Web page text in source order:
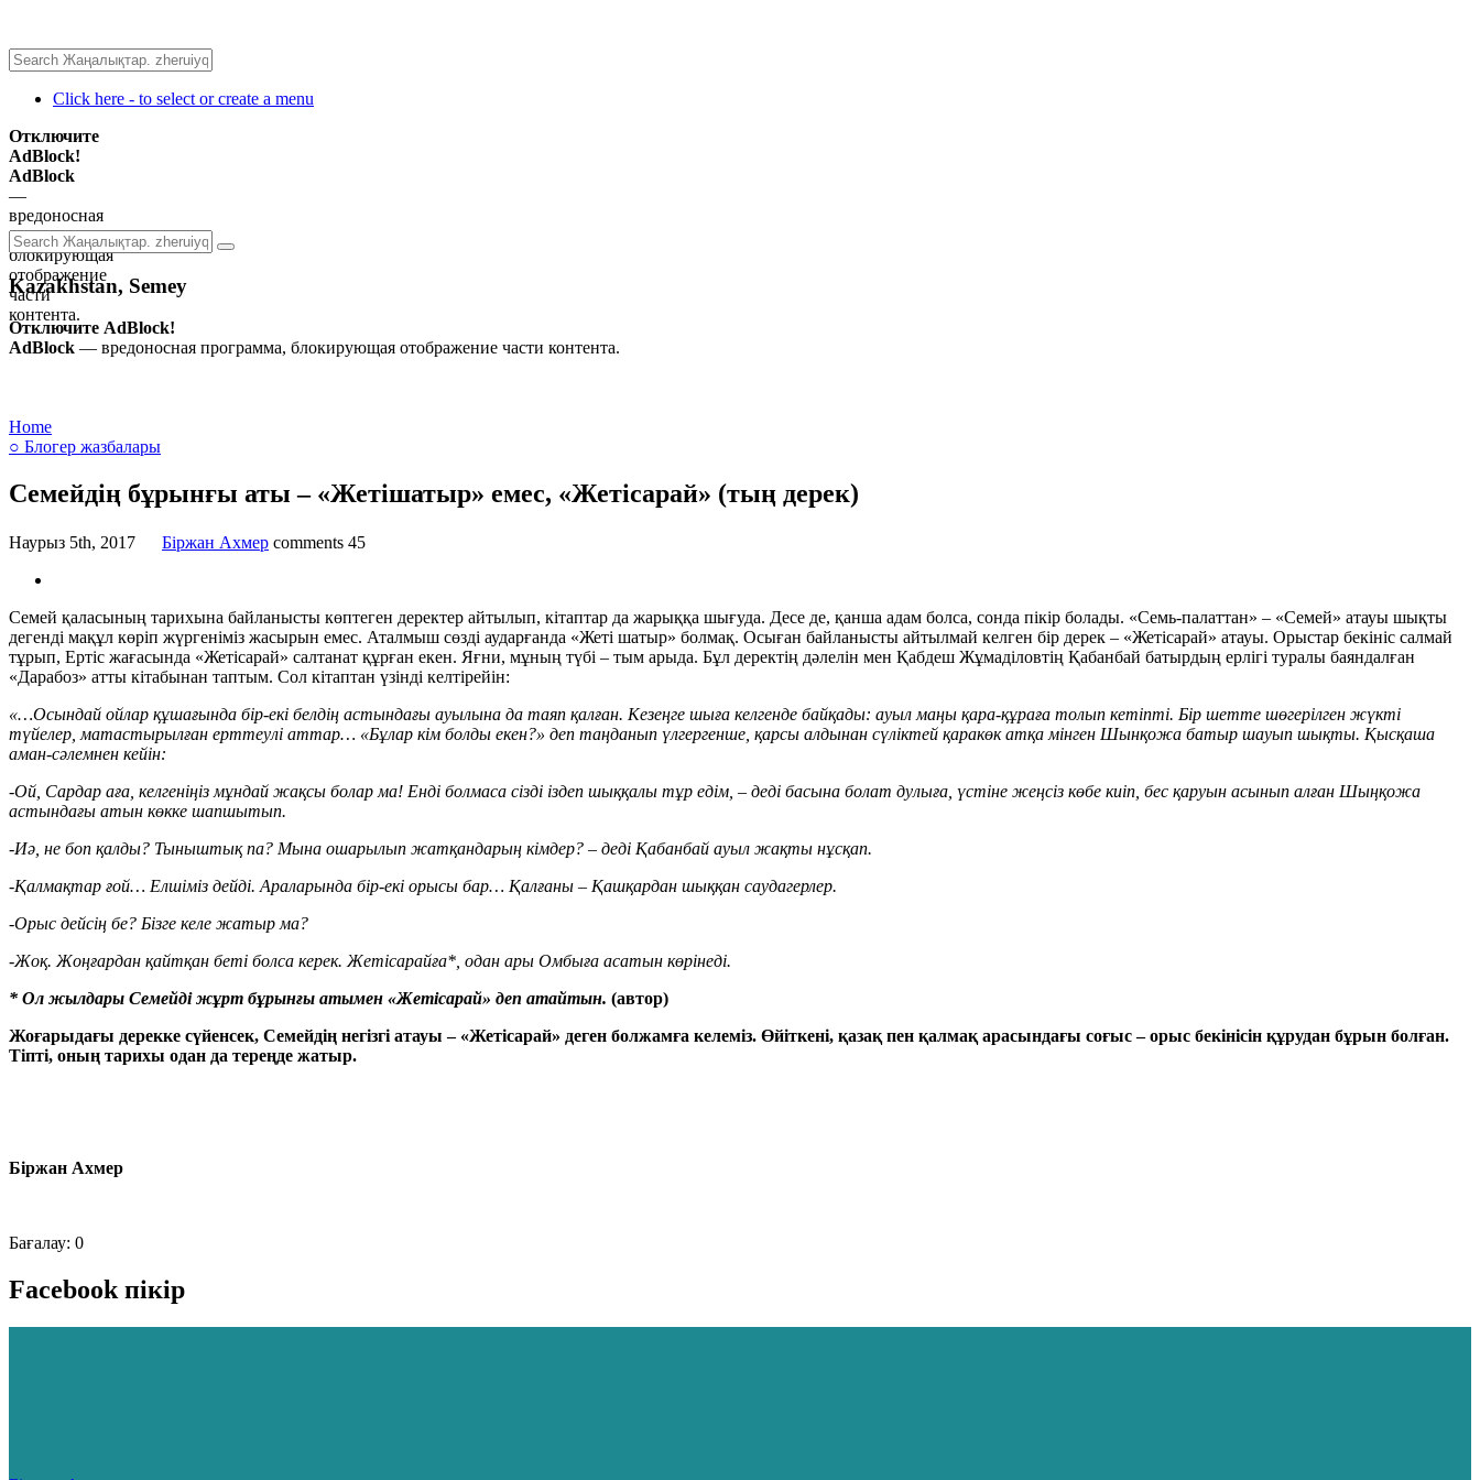
Click here - to select or create a menu
Отключите
AdBlock!
AdBlock
—
вредоносная
программа,
блокирующая
отображение
части
контента.
Kazakhstan, Semey
Отключите AdBlock!
AdBlock — вредоносная программа, блокирующая отображение части контента.
Home
○ Блогер жазбалары
Семейдің бұрынғы аты – «Жетішатыр» емес, «Жетісарай» (тың дерек)
Наурыз 5th, 2017 Бiржан Ахмер comments 45
Семей қаласының тарихына байланысты көптеген деректер айтылып, кітаптар да жарыққа шығуда. Десе де, қанша адам болса, сонда пікір болады. «Семь-палаттан» – «Семей» атауы шықты
дегенді мақұл көріп жүргеніміз жасырын емес. Аталмыш сөзді аударғанда «Жеті шатыр» болмақ. Осыған байланысты айтылмай келген бір дерек – «Жетісарай» атауы. Орыстар бекініс салмай
тұрып, Ертіс жағасында «Жетісарай» салтанат құрған екен. Яғни, мұның түбі – тым арыда. Бұл деректің дәлелін мен Қабдеш Жұмаділовтің Қабанбай батырдың ерлігі туралы баяндалған
«Дарабоз» атты кітабынан таптым. Сол кітаптан үзінді келтірейін:
«…Осындай ойлар құшағында бір-екі белдің астындағы ауылына да таяп қалған. Кезеңге шыға келгенде байқады: ауыл маңы қара-құраға толып кетіпті. Бір шетте шөгерілген жүкті
түйелер, матастырылған ерттеулі аттар… «Бұлар кім болды екен?» деп таңданып үлгергенше, қарсы алдынан сүліктей қаракөк атқа мінген Шынқожа батыр шауып шықты. Қысқаша
аман-сәлемнен кейін:
-Ой, Сардар аға, келгеніңіз мұндай жақсы болар ма! Енді болмаса сізді іздеп шыққалы тұр едім, – деді басына болат дулыға, үстіне жеңсіз көбе киіп, бес қаруын асынып алған Шыңқожа
астындағы атын көкке шапшытып.
-Иә, не боп қалды? Тыныштық па? Мына ошарылып жатқандарың кімдер? – деді Қабанбай ауыл жақты нұсқап.
-Қалмақтар ғой… Елшіміз дейді. Араларында бір-екі орысы бар… Қалғаны – Қашқардан шыққан саудагерлер.
-Орыс дейсің бе? Бізге келе жатыр ма?
-Жоқ. Жоңғардан қайтқан беті болса керек. Жетісарайға*, одан ары Омбыға асатын көрінеді.
* Ол жылдары Семейді жұрт бұрынғы атымен «Жетісарай» деп атайтын. (автор)
Жоғарыдағы дерекке сүйенсек, Семейдің негізгі атауы – «Жетісарай» деген болжамға келеміз. Өйіткені, қазақ пен қалмақ арасындағы соғыс – орыс бекінісін құрудан бұрын болған.
Тіпті, оның тарихы одан да тереңде жатыр.
Біржан Ахмер
Бағалау: 0
Facebook пікір